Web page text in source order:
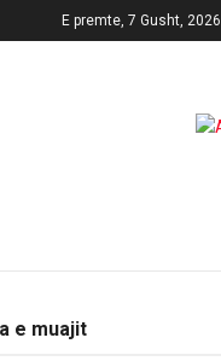
E premte, 7 Gusht, 2026
e muajit